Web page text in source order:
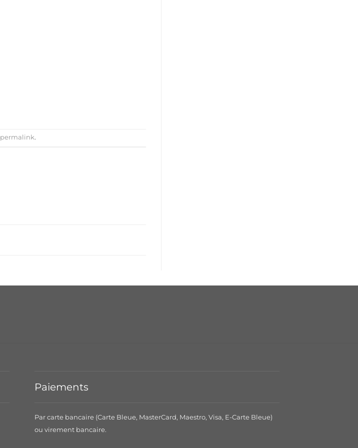
permalink.
Paiements
Par carte bancaire (Carte Bleue, MasterCard, Maestro, Visa, E-Carte Bleue)
ou virement bancaire.